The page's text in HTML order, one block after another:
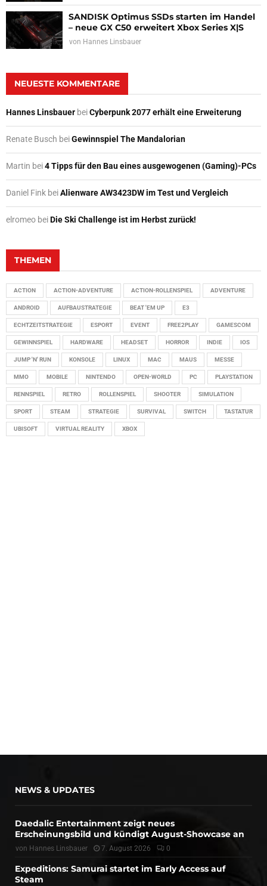
SANDISK Optimus SSDs starten im Handel
– neue GX C50 erweitert Xbox Series X|S
von Hannes Linsbauer
NEUESTE KOMMENTARE
Hannes Linsbauer beiCyberpunk 2077 erhält eine Erweiterung
Renate Busch beiGewinnspiel The Mandalorian
Martin bei4 Tipps für den Bau eines ausgewogenen (Gaming)-PCs
Daniel Fink beiAlienware AW3423DW im Test und Vergleich
elromeo beiDie Ski Challenge ist im Herbst zurück!
THEMEN
ACTION ACTION-ADVENTURE ACTION-ROLLENSPIEL ADVENTURE
ANDROID AUFBAUSTRATEGIE BEAT 'EM UP E3
ECHTZEITSTRATEGIE ESPORT EVENT FREE2PLAY GAMESCOM
GEWINNSPIEL HARDWARE HEADSET HORROR INDIE IOS
JUMP 'N' RUN KONSOLE LINUX MAC MAUS MESSE
MMO MOBILE NINTENDO OPEN-WORLD PC PLAYSTATION
RENNSPIEL RETRO ROLLENSPIEL SHOOTER SIMULATION
SPORT STEAM STRATEGIE SURVIVAL SWITCH TASTATUR
UBISOFT VIRTUAL REALITY XBOX
NEWS & UPDATES
Daedalic Entertainment zeigt neues
Erscheinungsbild und kündigt August-Showcase an
von Hannes Linsbauer 7. August 2026 0
Expeditions: Samurai startet im Early Access auf
Steam